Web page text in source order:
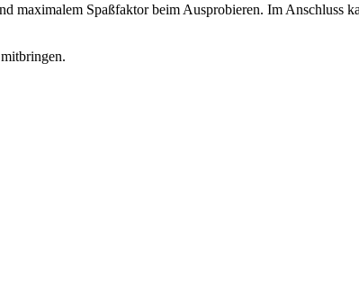
maximalem Spaßfaktor beim Ausprobieren. Im Anschluss